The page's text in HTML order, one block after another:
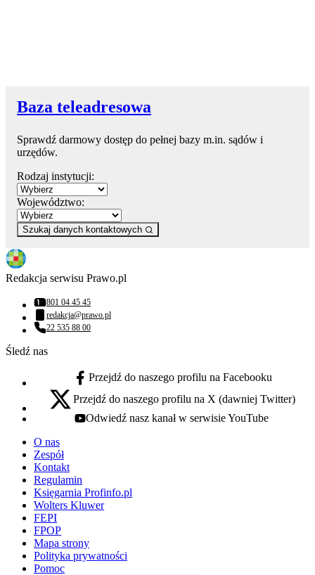
Baza teleadresowa
Sprawdź darmowy dostęp do pełnej bazy m.in. sądów i
urzędów.
Rodzaj instytucji:
Województwo:
Szukaj danych kontaktowych
Redakcja serwisu Prawo.pl
Numer telefonu:
801 04 45 45
Adres email:
redakcja@prawo.pl
Numer telefonu:
22 535 88 00
Śledź nas
facebook - otwiera się w nowej karcie
Przejdź do naszego profilu na Facebooku
x - otwiera się w nowej karcie
Przejdź do naszego profilu na X (dawniej Twitter)
youtube - otwiera się w nowej karcie
Odwiedź nasz kanał w serwisie YouTube
O nas
Zespół
Kontakt
Regulamin
Księgarnia Profinfo.pl
Wolters Kluwer
FEPI
FPOP
Mapa strony
Polityka prywatności
Pomoc